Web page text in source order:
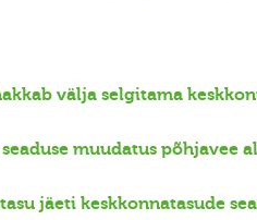
välja selgitama
muudatus põhjavee
jäeti keskkonnatasude